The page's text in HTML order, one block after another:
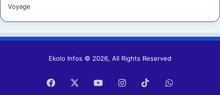
Voyage
Ekolo Infos © 2026, All Rights Reserved
Facebook YouTubeInstagram
TikTokWhatsApp